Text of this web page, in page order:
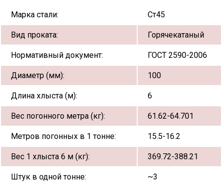
Марка стали: Ст45
Вид проката: Горячекатаный
Нормативный документ: ГОСТ 2590-2006
Диаметр (мм): 100
Длина хлыста (м): 6
Вес погонного метра (кг): 61.62-64.701
Метров погонных в 1 тонне: 15.5-16.2
Вес 1 хлыста 6 м (кг): 369.72-388.21
Штук в одной тонне: ~3